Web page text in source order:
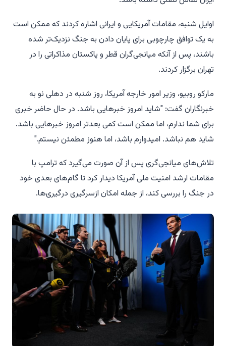
اوایل شنبه، مقامات آمریکایی و ایرانی اشاره کردند که ممکن است
به یک توافق چارچوبی برای پایان دادن به جنگ نزدیک‌تر شده
باشند، پس از آنکه میانجی‌گران قطر و پاکستان مذاکراتی را در
تهران برگزار کردند.
مارکو روبیو، وزیر امور خارجه آمریکا، روز شنبه در دهلی نو به
خبرنگاران گفت: "شاید امروز خبرهایی باشد. در حال حاضر خبری
برای شما ندارم، اما ممکن است کمی بعدتر امروز خبرهایی باشد.
شاید هم نباشد. امیدوارم باشد، اما هنوز مطمئن نیستم."
تلاش‌های میانجی‌گری پس از آن صورت می‌گیرد که ترامپ با
مقامات ارشد امنیت ملی آمریکا دیدار کرد تا گام‌های بعدی خود
در جنگ را بررسی کند، از جمله امکان ازسرگیری درگیری‌ها.